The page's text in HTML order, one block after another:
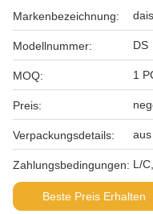
Markenbezeichnung:
Modellnummer: DS
MOQ: 1
Preis:
Verpackungsdetails:
Zahlungsbedingungen: L/
Beste Preis Erhalten